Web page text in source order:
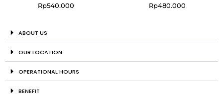
Rp540.000 Rp480.000
ABOUT US
OUR LOCATION
OPERATIONAL HOURS
BENEFIT